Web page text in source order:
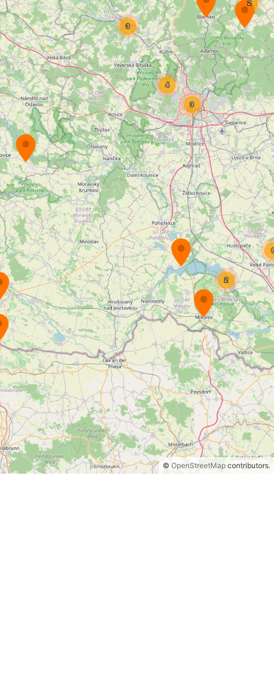
© OpenStreetMap contributors.